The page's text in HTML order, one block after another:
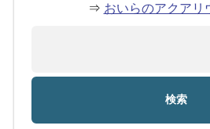
⇒ おいらのアクアリ